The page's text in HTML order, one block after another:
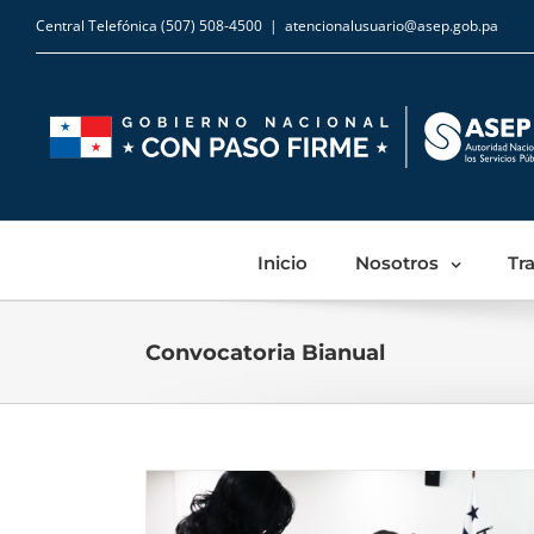
Central Telefónica (507) 508-4500 | atencionalusuario@asep.gob.pa
Inicio Nosotros
Convocatoria Bianual